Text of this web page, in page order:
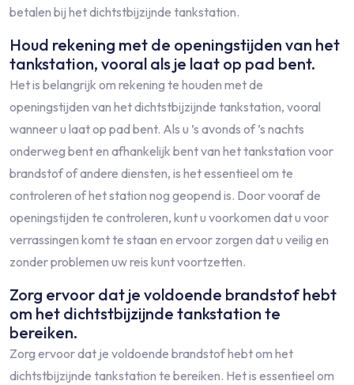
betalen bij het dichtstbijzijnde tankstation.
Houd rekening met de openingstijden van het
tankstation, vooral als je laat op pad bent.
Het is belangrijk om rekening te houden met de
openingstijden van het dichtstbijzijnde tankstation, vooral
wanneer u laat op pad bent. Als u ’s avonds of ’s nachts
onderweg bent en afhankelijk bent van het tankstation voor
brandstof of andere diensten, is het essentieel om te
controleren of het station nog geopend is. Door vooraf de
openingstijden te controleren, kunt u voorkomen dat u voor
verrassingen komt te staan en ervoor zorgen dat u veilig en
zonder problemen uw reis kunt voortzetten.
Zorg ervoor dat je voldoende brandstof hebt
om het dichtstbijzijnde tankstation te
bereiken.
Zorg ervoor dat je voldoende brandstof hebt om het
dichtstbijzijnde tankstation te bereiken. Het is essentieel om